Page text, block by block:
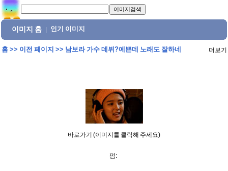
이미지 홈 인기 이미지
홈>> 이전 페이지 >> 남보라 가수 데뷔?예쁜데 노래도 잘하네 더보기
바로가기 (이미지를 클릭해 주세요)
펌: